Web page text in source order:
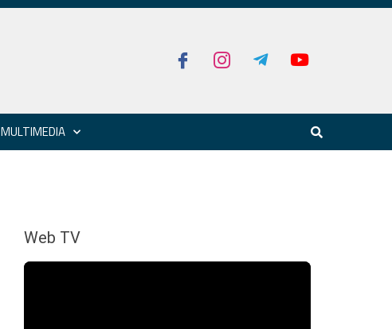
MULTIMEDIA
Web TV